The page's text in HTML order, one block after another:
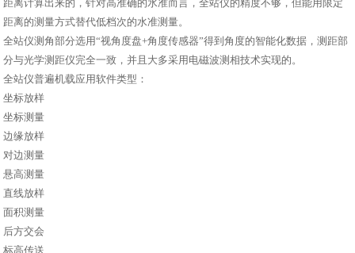
距离计算出来的，针对高准确的水准而言，全站仪的精度不够，但能用限定
距离的测量方式替代低档次的水准测量。
全站仪测角部分选用“视角度盘+角度传感器”得到角度的智能化数据，测距部
分与光学测距仪完全一致，并且大多采用电磁波测相技术实现的。
全站仪普遍机载应用软件类型：
坐标放样
坐标测量
边缘放样
对边测量
悬高测量
直线放样
面积测量
后方交会
标高传送